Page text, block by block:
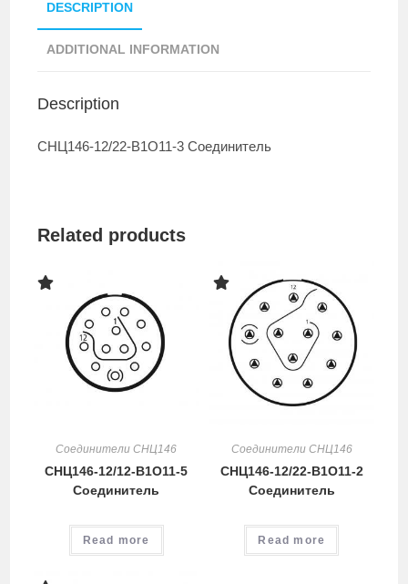
DESCRIPTION
ADDITIONAL INFORMATION
Description
СНЦ146-12/22-В1О11-3 Соединитель
Related products
Соединители СНЦ146
СНЦ146-12/12-В1О11-5
Соединитель
Read more
Соединители СНЦ146
СНЦ146-12/22-В1О11-2
Соединитель
Read more